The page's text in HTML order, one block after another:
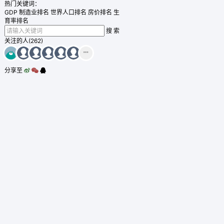
热门关键词：
GDP 制造业排名 世界人口排名 房价排名 生
育率排名
搜 索
关注的人(262)
分享至